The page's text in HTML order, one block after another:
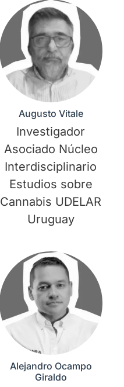
Augusto Vitale
Investigador
Asociado Núcleo
Interdisciplinario
Estudios sobre
Cannabis UDELAR
Uruguay
Alejandro Ocampo
Giraldo